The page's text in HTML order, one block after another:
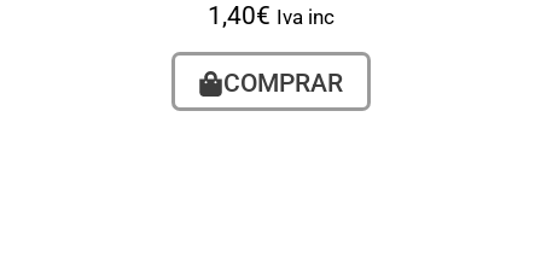
1,40€ Iva inc
COMPRAR